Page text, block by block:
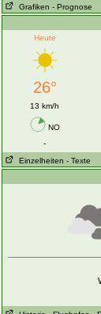
Grafiken - Prognose
Heute
26°
13 km/h
NO
-
Einzelheiten - Texte